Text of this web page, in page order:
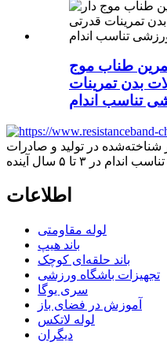
طناب موج
بدن تمرینات
تناسب اندام
شناخته‌شده در تولید و صادرات
اطلاعات
لوله مقاومتی
باند هیپ
باند حلقه‌ای کوچک
تجهیزات باشگاه ورزشی
سری یوگا
آموزش در فضای باز
لوله لاتکس
دیگران